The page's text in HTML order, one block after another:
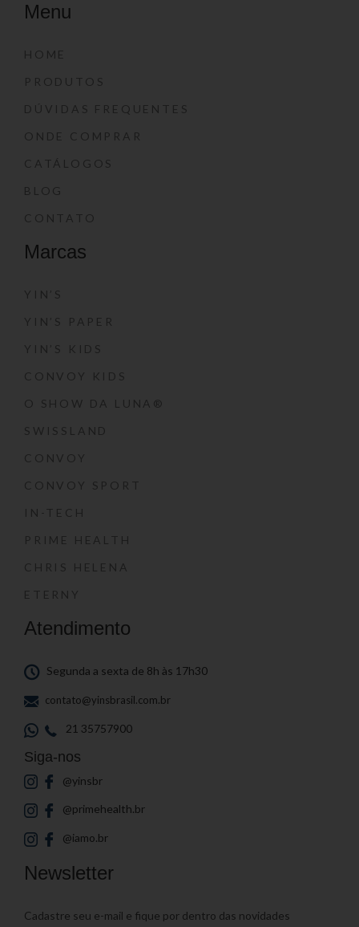
Menu
HOME
PRODUTOS
DÚVIDAS FREQUENTES
ONDE COMPRAR
CATÁLOGOS
BLOG
CONTATO
Marcas
YIN’S
YIN’S PAPER
YIN’S KIDS
CONVOY KIDS
O SHOW DA LUNA®
SWISSLAND
CONVOY
CONVOY SPORT
IN-TECH
PRIME HEALTH
CHRIS HELENA
ETERNY
Atendimento
Segunda a sexta de 8h às 17h30
contato@yinsbrasil.com.br
21 35757900
Siga-nos
@yinsbr
@primehealth.br
@iamo.br
Newsletter
Cadastre seu e-mail e fique por dentro das novidades